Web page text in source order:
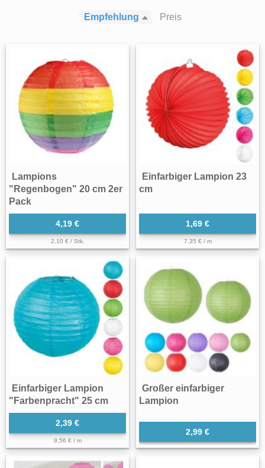
Empfehlung Preis
Lampions
"Regenbogen" 20 cm 2er
Pack
4,19 €
2,10 € / Stk.
Einfarbiger Lampion 23
cm
1,69 €
7,35 € / m
Einfarbiger Lampion
"Farbenpracht" 25 cm
2,39 €
9,56 € / m
Großer einfarbiger
Lampion
2,99 €